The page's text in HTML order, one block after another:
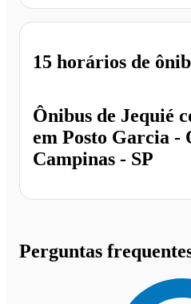
Ônibus de Jequié
em Posto Garcia -
Campinas - SP
15 horários de
Perguntas